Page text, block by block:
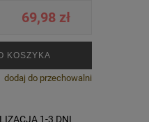
69,98 zł
KOSZYKA
dodaj do przechowalni
1-3 DNI